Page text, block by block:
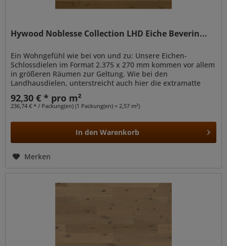
Hywood Noblesse Collection LHD Eiche Beverin...
Ein Wohngefühl wie bei von und zu: Unsere Eichen-
Schlossdielen im Format 2.375 x 270 mm kommen vor allem
in größeren Räumen zur Geltung. Wie bei den
Landhausdielen, unterstreicht auch hier die extramatte
Optik die natürliche Anmutung der...
92,30 € * pro m²
236,74 € * / Packung(en) (1 Packung(en) = 2,57 m²)
In den Warenkorb
Merken